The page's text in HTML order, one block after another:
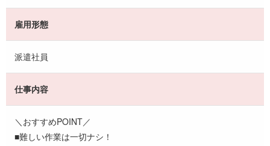
雇用形態
派遣社員
仕事内容
＼おすすめPOINT／
■難しい作業は一切ナシ！